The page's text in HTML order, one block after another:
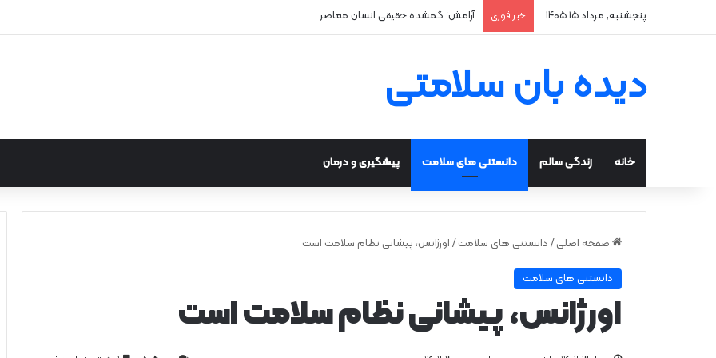
پنجشنبه, مرداد ۱۵ ۱۴۰۵ خبر فوری آرامش؛ گمشده حقیقی انسان معاصر
دیده بان سلامتی
خانه زندگی سالم دانستنی های سلامت پیشگیری و درمان
صفحه اصلی / دانستنی های سلامت / اورژانس، پیشانی نظام سلامت است
دانستنی های سلامت
اورژانس، پیشانی نظام سلامت است